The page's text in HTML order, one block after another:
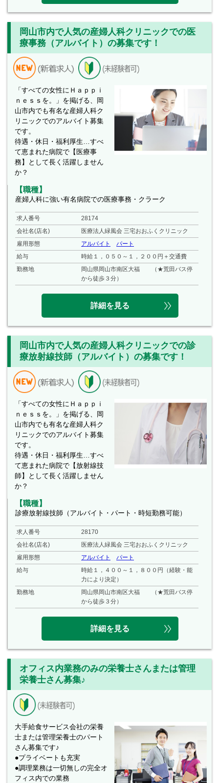
岡山市内で人気の産婦人科クリニックでの医
療事務（アルバイト）の募集です！
「すべての女性にＨａｐｐｉ
ｎｅｓｓを。」を掲げる、岡
山市内でも有名な産婦人科ク
リニックでのアルバイト募集
です。
待遇・休日・福利厚生…すべ
て恵まれた病院で【医療事
務】として長く活躍しません
か？
【職種】
産婦人科に強い有名病院での医療事務・クラーク
求人番号
28174
会社名(店名)
医療法人緑風会 三宅おおふくクリニック
雇用形態
アルバイト
パート
給与
時給１，０５０～１，２００円＋交通費
勤務地
岡山県岡山市南区大福 （★荒田バス停
から徒歩３分）
詳細を見る
岡山市内で人気の産婦人科クリニックでの診
療放射線技師（アルバイト）の募集です！
「すべての女性にＨａｐｐｉ
ｎｅｓｓを。」を掲げる、岡
山市内でも有名な産婦人科ク
リニックでのアルバイト募集
です。
待遇・休日・福利厚生…すべ
て恵まれた病院で【放射線技
師】として長く活躍しません
か？
【職種】
診療放射線技師（アルバイト・パート・時短勤務可能）
求人番号
28170
会社名(店名)
医療法人緑風会 三宅おおふくクリニック
雇用形態
アルバイト
パート
給与
時給１，４００～１，８００円（経験・能
力により決定）
勤務地
岡山県岡山市南区大福 （★荒田バス停
から徒歩３分）
詳細を見る
オフィス内業務のみの栄養士さんまたは管理
栄養士さん募集♪
大手給食サービス会社の栄養
士または管理栄養士のパート
さん募集です♪
●プライベートも充実
●調理業務は一切無しの完全オ
フィス内での業務